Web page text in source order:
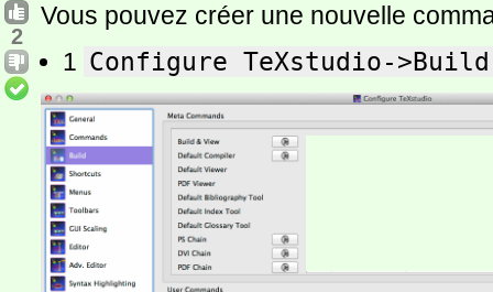
2
Vous pouvez créer une nouvelle
1 Configure TeXstudio->Build-